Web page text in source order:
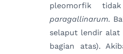
pleomorfik
paragallinarum.
selaput lendir alat
bagian atas).